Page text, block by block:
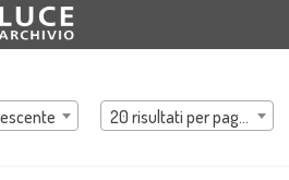
20 risultati per pagina